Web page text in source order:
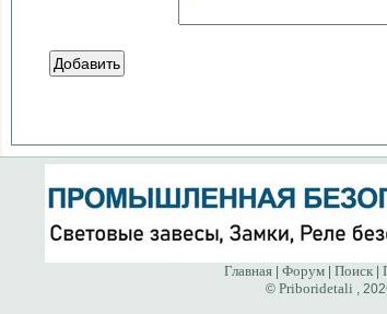
Главная| Форум| Поиск|
© Priboridetali ,